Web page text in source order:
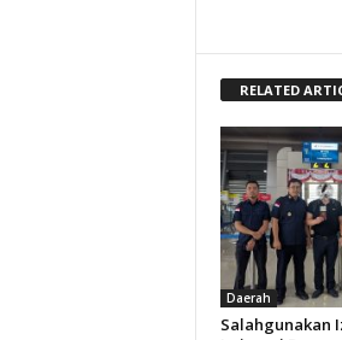
RELATED
Daerah
Salahgunakan